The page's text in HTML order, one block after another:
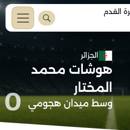
القدم
الجزائر
هوشات محمد
المختار
وسط ميدان هجومي 0